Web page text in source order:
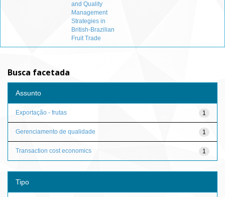
and Quality
Management
Strategies in
British-Brazilian
Fruit Trade
Busca facetada
Assunto
1
Exportação - frutas
1
Gerenciamento de qualidade
1
Transaction cost economics
Tipo